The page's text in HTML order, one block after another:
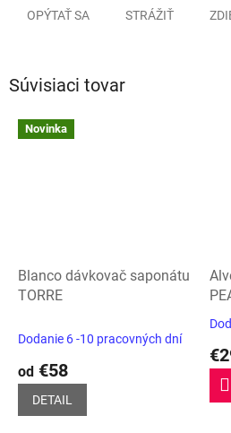
OPÝTAŤ SA STRÁŽIŤ
Súvisiaci tovar
Novinka
Blanco dávkovač saponátu
TORRE
Dodanie 6 -10 pracovných dní
od €58
DETAIL
5,0